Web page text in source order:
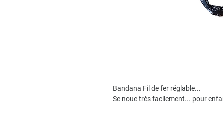
Bandana Fil de fer réglable...
Se noue très facilement... pour